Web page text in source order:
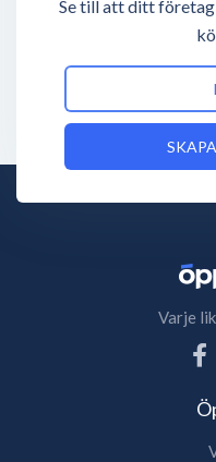
Se till att ditt företag
Varje